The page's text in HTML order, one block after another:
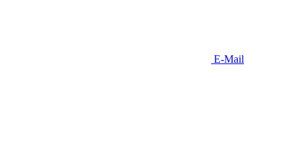
E-Mail